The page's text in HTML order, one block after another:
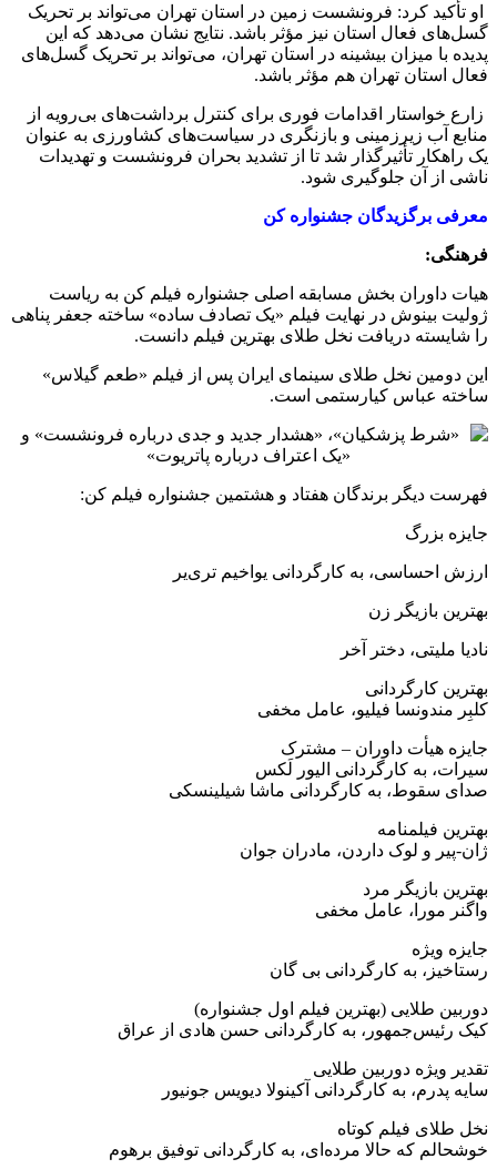
او تأکید کرد: فرونشست زمین در استان تهران می‌تواند بر تحریک
گسل‌های فعال استان نیز مؤثر باشد. نتایج نشان می‌دهد که این
پدیده با میزان بیشینه در استان تهران، می‌تواند بر تحریک گسل‌های
فعال استان تهران هم مؤثر باشد.
زارع خواستار اقدامات فوری برای کنترل برداشت‌های بی‌رویه از
منابع آب زیرزمینی و بازنگری در سیاست‌های کشاورزی به عنوان
یک راهکار تأثیرگذار شد تا از تشدید بحران فرونشست و تهدیدات
ناشی از آن جلوگیری شود.
معرفی برگزیدگان جشنواره کن
فرهنگی:
هیات داوران بخش مسابقه اصلی جشنواره فیلم کن به ریاست
ژولیت بینوش در نهایت فیلم «یک تصادف ساده» ساخته جعفر پناهی
را شایسته دریافت نخل طلای بهترین فیلم دانست.
این دومین نخل طلای سینمای ایران پس از فیلم «طعم گیلاس»
ساخته عباس کیارستمی است.
فهرست دیگر برندگان هفتاد و هشتمین جشنواره فیلم کن:
جایزه بزرگ
ارزش احساسی، به کارگردانی یواخیم تری‌یر
بهترین بازیگر زن
نادیا ملیتی، دختر آخر
بهترین کارگردانی
کلبِر مندونسا فیلیو، عامل مخفی
جایزه هیأت داوران – مشترک
سیرات، به کارگردانی الیور لَکس
صدای سقوط، به کارگردانی ماشا شیلینسکی
بهترین فیلمنامه
ژان-پیر و لوک داردن، مادران جوان
بهترین بازیگر مرد
واگنر مورا، عامل مخفی
جایزه ویژه
رستاخیز، به کارگردانی بی گان
دوربین طلایی (بهترین فیلم اول جشنواره)
کیک رئیس‌جمهور، به کارگردانی حسن هادی از عراق
تقدیر ویژه دوربین طلایی
سایه پدرم، به کارگردانی آکینولا دیویس جونیور
نخل طلای فیلم کوتاه
خوشحالم که حالا مرده‌ای، به کارگردانی توفیق برهوم